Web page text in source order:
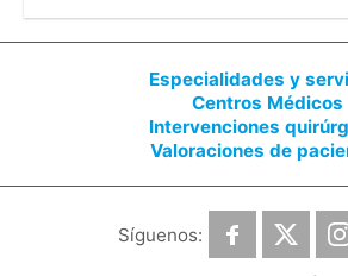
Especialidades y
Centros Médicos
Intervenciones
Valoraciones de
Síguenos: